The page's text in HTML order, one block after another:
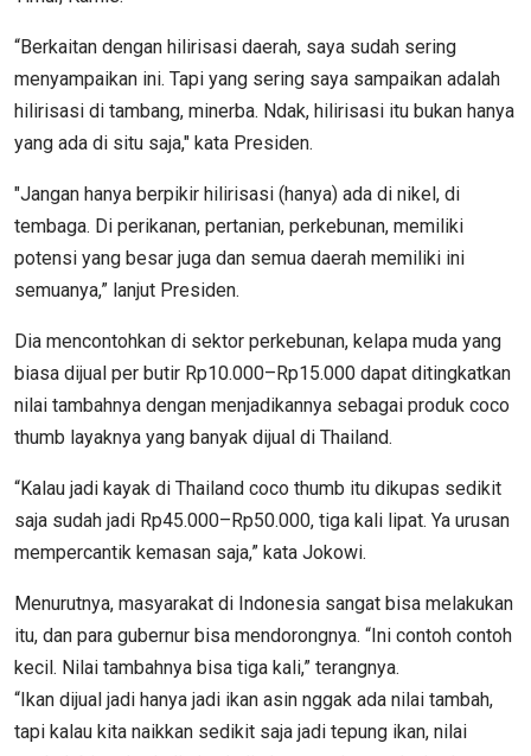
“Berkaitan dengan hilirisasi daerah, saya sudah sering
menyampaikan ini. Tapi yang sering saya sampaikan adalah
hilirisasi di tambang, minerba. Ndak, hilirisasi itu bukan hanya
yang ada di situ saja," kata Presiden.
"Jangan hanya berpikir hilirisasi (hanya) ada di nikel, di
tembaga. Di perikanan, pertanian, perkebunan, memiliki
potensi yang besar juga dan semua daerah memiliki ini
semuanya,” lanjut Presiden.
Dia mencontohkan di sektor perkebunan, kelapa muda yang
biasa dijual per butir Rp10.000–Rp15.000 dapat ditingkatkan
nilai tambahnya dengan menjadikannya sebagai produk coco
thumb layaknya yang banyak dijual di Thailand.
“Kalau jadi kayak di Thailand coco thumb itu dikupas sedikit
saja sudah jadi Rp45.000–Rp50.000, tiga kali lipat. Ya urusan
mempercantik kemasan saja,” kata Jokowi.
Menurutnya, masyarakat di Indonesia sangat bisa melakukan
itu, dan para gubernur bisa mendorongnya. “Ini contoh contoh
kecil. Nilai tambahnya bisa tiga kali,” terangnya.
“Ikan dijual jadi hanya jadi ikan asin nggak ada nilai tambah,
tapi kalau kita naikkan sedikit saja jadi tepung ikan, nilai